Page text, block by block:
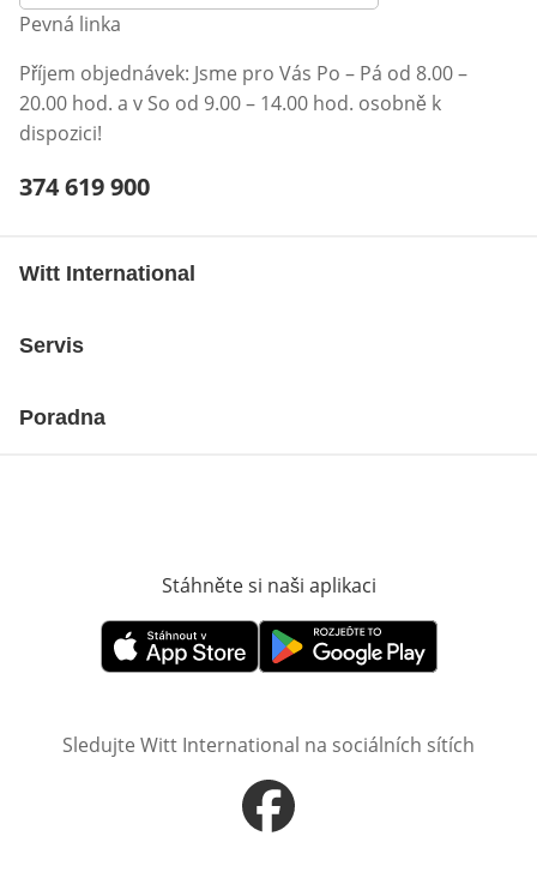
Pevná linka
Příjem objednávek: Jsme pro Vás Po – Pá od 8.00 –
20.00 hod. a v So od 9.00 – 14.00 hod. osobně k
dispozici!
Telefonní číslo:
374 619 900
Witt International
Servis
Poradna
Stáhněte si naši aplikaci
Otevře v novém okněOtevře v novém okně
Sledujte Witt International na sociálních sítích
Otevře v novém okně